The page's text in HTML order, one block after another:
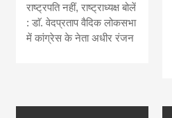
राष्ट्रपति नहीं, राष्ट्राध्यक्ष बोलें
: डाॅ. वेदप्रताप वैदिक लोकसभा
में कांग्रेस के नेता अधीर रंजन